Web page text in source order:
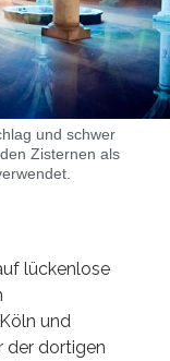
und schwer
Zisternen als
lückenlose
und
der dortigen